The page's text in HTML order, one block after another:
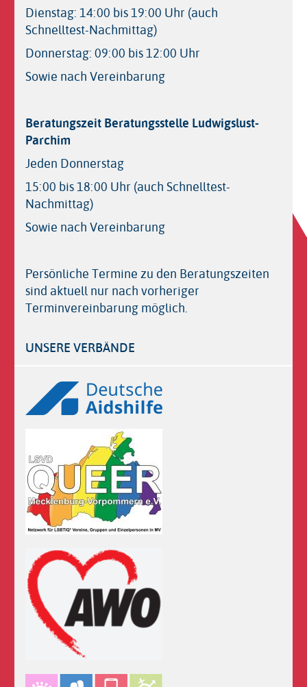
Dienstag: 14:00 bis 19:00 Uhr (auch
Schnelltest-Nachmittag)
Donnerstag: 09:00 bis 12:00 Uhr
Sowie nach Vereinbarung
Beratungszeit Beratungsstelle Ludwigslust-
Parchim
Jeden Donnerstag
15:00 bis 18:00 Uhr (auch Schnelltest-
Nachmittag)
Sowie nach Vereinbarung
Persönliche Termine zu den Beratungszeiten
sind aktuell nur nach vorheriger
Terminvereinbarung möglich.
UNSERE VERBÄNDE
Logos